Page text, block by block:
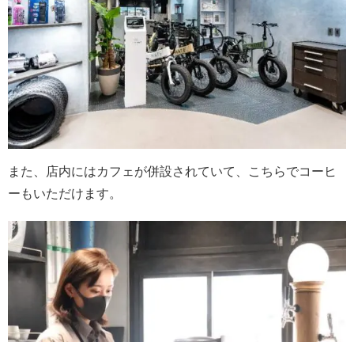
また、店内にはカフェが併設されていて、こちらでコーヒ
ーもいただけます。